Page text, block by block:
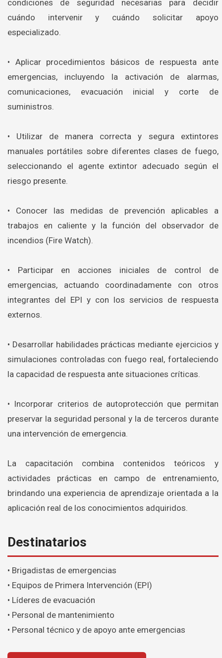
condiciones de seguridad necesarias para decidir
cuándo intervenir y cuándo solicitar apoyo
especializado.
• Aplicar procedimientos básicos de respuesta ante
emergencias, incluyendo la activación de alarmas,
comunicaciones, evacuación inicial y corte de
suministros.
• Utilizar de manera correcta y segura extintores
manuales portátiles sobre diferentes clases de fuego,
seleccionando el agente extintor adecuado según el
riesgo presente.
• Conocer las medidas de prevención aplicables a
trabajos en caliente y la función del observador de
incendios (Fire Watch).
• Participar en acciones iniciales de control de
emergencias, actuando coordinadamente con otros
integrantes del EPI y con los servicios de respuesta
externos.
• Desarrollar habilidades prácticas mediante ejercicios y
simulaciones controladas con fuego real, fortaleciendo
la capacidad de respuesta ante situaciones críticas.
• Incorporar criterios de autoprotección que permitan
preservar la seguridad personal y la de terceros durante
una intervención de emergencia.
La capacitación combina contenidos teóricos y
actividades prácticas en campo de entrenamiento,
brindando una experiencia de aprendizaje orientada a la
aplicación real de los conocimientos adquiridos.
Destinatarios
• Brigadistas de emergencias
• Equipos de Primera Intervención (EPI)
• Líderes de evacuación
• Personal de mantenimiento
• Personal técnico y de apoyo ante emergencias